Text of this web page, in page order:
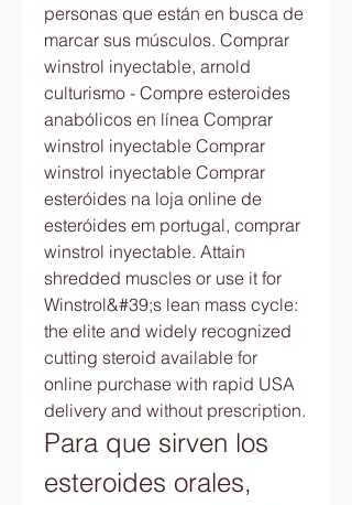
personas que están en busca de
marcar sus músculos. Comprar
winstrol inyectable, arnold
culturismo - Compre esteroides
anabólicos en línea Comprar
winstrol inyectable Comprar
winstrol inyectable Comprar
esteróides na loja online de
esteróides em portugal, comprar
winstrol inyectable. Attain
shredded muscles or use it for
Winstrol&#39;s lean mass cycle:
the elite and widely recognized
cutting steroid available for
online purchase with rapid USA
Para que sirven los
esteroides orales,